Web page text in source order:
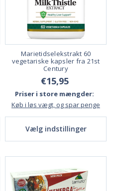
Marietidselekstrakt 60
vegetariske kapsler fra 21st
Century
€15,95
Priser i store mængder:
Køb i løs vægt, og spar penge
Vælg indstillinger